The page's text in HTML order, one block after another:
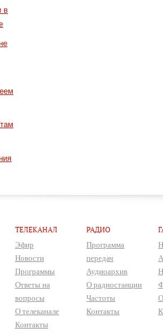
в
ТЕЛЕКАНАЛ
Эфир
Новости
Программы
Ответы на
вопросы
О телеканале
Контакты
РАДИО
Программа
передач
Аудиоархив
О радиостанции
Частоты
Контакты